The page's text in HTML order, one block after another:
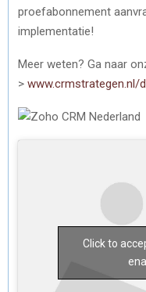
proefabonnement
implementatie!
Meer weten? Ga naar
> www.crmstrategen.nl/
Click to